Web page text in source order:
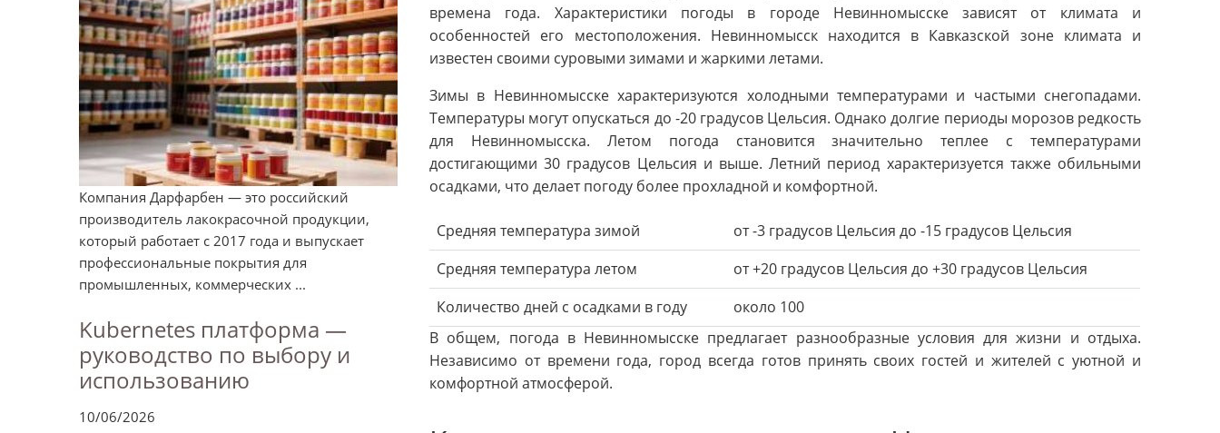
Компания Дарфарбен — это российский
производитель лакокрасочной продукции,
который работает с 2017 года и выпускает
профессиональные покрытия для
промышленных, коммерческих ...
Kubernetes платформа —
руководство по выбору и
использованию
10/06/2026
времена года. Характеристики погоды в городе Невинномысске зависят от климата и
особенностей его местоположения. Невинномысск находится в Кавказской зоне климата и
известен своими суровыми зимами и жаркими летами.
Зимы в Невинномысске характеризуются холодными температурами и частыми снегопадами.
Температуры могут опускаться до -20 градусов Цельсия. Однако долгие периоды морозов редкость
для Невинномысска. Летом погода становится значительно теплее с температурами
достигающими 30 градусов Цельсия и выше. Летний период характеризуется также обильными
осадками, что делает погоду более прохладной и комфортной.
Средняя температура зимой
от -3 градусов Цельсия до -15 градусов Цельсия
Средняя температура летом
от +20 градусов Цельсия до +30 градусов Цельсия
Количество дней с осадками в году
около 100
В общем, погода в Невинномысске предлагает разнообразные условия для жизни и отдыха.
Независимо от времени года, город всегда готов принять своих гостей и жителей с уютной и
комфортной атмосферой.